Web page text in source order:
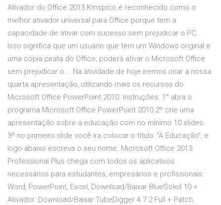
Ativador do Office 2013 Kmspico é reconhecido como o
melhor ativador universal para Office porque tem a
capacidade de ativar com sucesso sem prejudicar o PC.
Isso significa que um usuário que tem um Windows original e
uma cópia pirata do Office, poderá ativar o Microsoft Office
sem prejudicar o … Na atividade de hoje iremos criar a nossa
quarta apresentação, utilizando mais os recursos do
Microsoft Office PowerPoint 2010. Instruções: 1° abra o
programa Microsoft Office PowerPoint 2010 2º crie uma
apresentação sobre a educação com no mínimo 10 slides.
3º no primeiro slide você ira colocar o titulo: “A Educação”, e
logo abaixo escreva o seu nome. Microsoft Office 2013
Professional Plus chega com todos os aplicativos
necessários para estudantes, empresários e profissionais:
Word, PowerPoint, Excel, Download/Baixar BlueSoleil 10 +
Ativador. Download/Baixar TubeDigger 4.7.2 Full + Patch.